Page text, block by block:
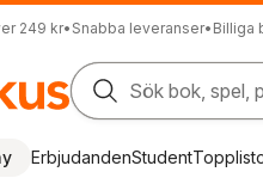
249 kr• Snabba leveranser• Billiga
Sök bok, spel,
ErbjudandenStudent